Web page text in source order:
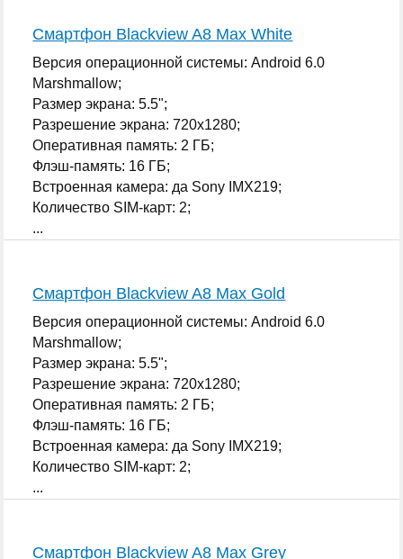
Смартфон Blackview A8 Max White
Версия операционной системы: Android 6.0
Marshmallow;
Размер экрана: 5.5";
Разрешение экрана: 720x1280;
Оперативная память: 2 ГБ;
Флэш-память: 16 ГБ;
Встроенная камера: да Sony IMX219;
Количество SIM-карт: 2;
...
Смартфон Blackview A8 Max Gold
Версия операционной системы: Android 6.0
Marshmallow;
Размер экрана: 5.5";
Разрешение экрана: 720x1280;
Оперативная память: 2 ГБ;
Флэш-память: 16 ГБ;
Встроенная камера: да Sony IMX219;
Количество SIM-карт: 2;
...
Смартфон Blackview A8 Max Grey